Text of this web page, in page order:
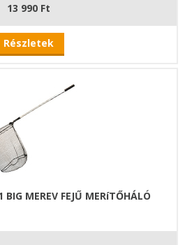
13 990 Ft
Részletek
BIG MEREV FEJŰ MERíTŐHÁLÓ